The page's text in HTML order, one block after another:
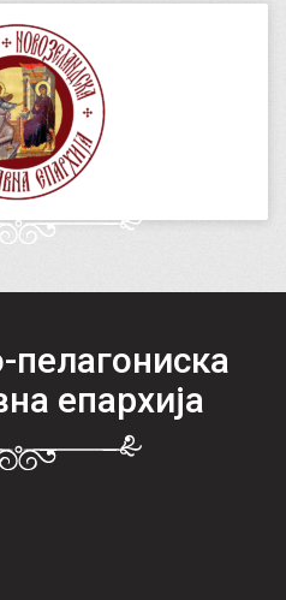
пелагониска
епархија